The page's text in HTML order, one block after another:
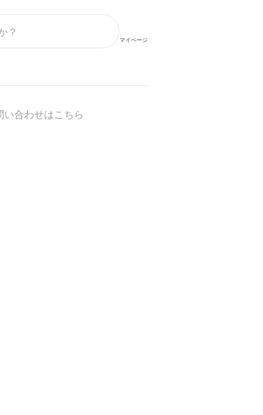
マイページ
い合わせはこちら